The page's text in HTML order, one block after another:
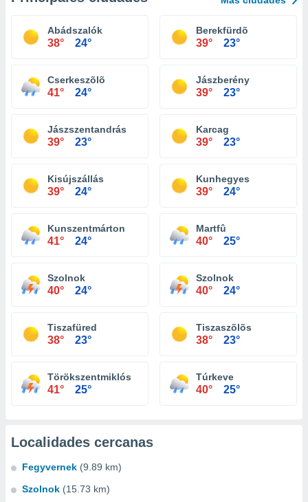
Abádszalók
38° 24°
Berekfürdõ
39° 23°
Cserkeszõlõ
41° 24°
Jászberény
39° 23°
Jászszentandrás
39° 23°
Karcag
39° 23°
Kisújszállás
39° 24°
Kunhegyes
39° 24°
Kunszentmárton
41° 24°
Martfû
40° 25°
Szolnok
40° 24°
Szolnok
40° 24°
Tiszafüred
38° 23°
Tiszaszõlõs
38° 23°
Törökszentmiklós
41° 25°
Túrkeve
40° 25°
Localidades cercanas
Fegyvernek (9.89 km)
Szolnok (15.73 km)